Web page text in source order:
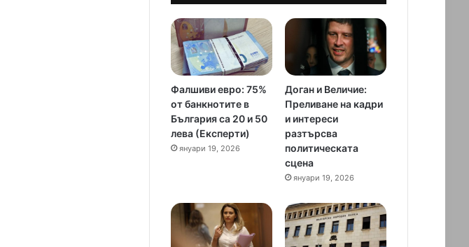
Фалшиви евро: 75%
от банкнотите в
България са 20 и 50
лева (Експерти)
януари 19, 2026
Доган и Величие:
Преливане на кадри
и интереси
разтърсва
политическата
сцена
януари 19, 2026